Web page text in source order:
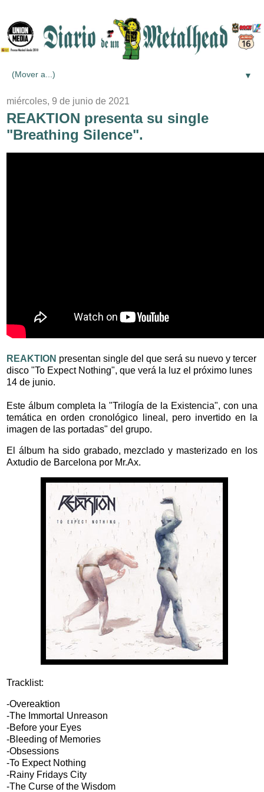
▼
miércoles, 9 de junio de 2021
REAKTION presenta su single
"Breathing Silence".
REAKTION presentan single del que será su nuevo y tercer
disco "To Expect Nothing", que verá la luz el próximo lunes
14 de junio.
Este álbum completa la "Trilogía de la Existencia", con una
temática en orden cronológico lineal, pero invertido en la
imagen de las portadas" del grupo.
El álbum ha sido grabado, mezclado y masterizado en los
Axtudio de Barcelona por Mr.Ax.
Tracklist:
-Overeaktion
-The Immortal Unreason
-Before your Eyes
-Bleeding of Memories
-Obsessions
-To Expect Nothing
-Rainy Fridays City
-The Curse of the Wisdom